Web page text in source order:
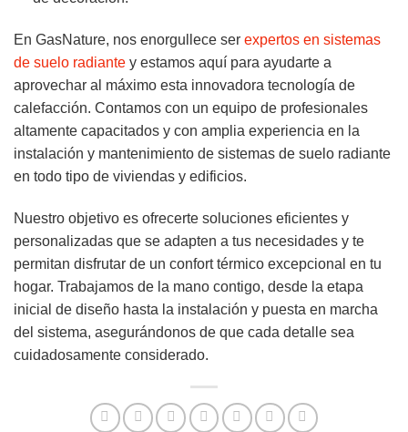
En GasNature, nos enorgullece ser expertos en sistemas
de suelo radiante y estamos aquí para ayudarte a
aprovechar al máximo esta innovadora tecnología de
calefacción. Contamos con un equipo de profesionales
altamente capacitados y con amplia experiencia en la
instalación y mantenimiento de sistemas de suelo radiante
en todo tipo de viviendas y edificios.
Nuestro objetivo es ofrecerte soluciones eficientes y
personalizadas que se adapten a tus necesidades y te
permitan disfrutar de un confort térmico excepcional en tu
hogar. Trabajamos de la mano contigo, desde la etapa
inicial de diseño hasta la instalación y puesta en marcha
del sistema, asegurándonos de que cada detalle sea
cuidadosamente considerado.